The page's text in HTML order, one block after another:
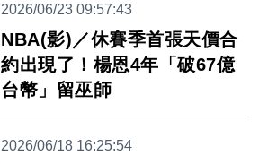
2026/06/23 09:57:43
NBA(影)／休賽季首張天價合
約出現了！楊恩4年「破67億
台幣」留巫師
2026/06/18 16:25:54